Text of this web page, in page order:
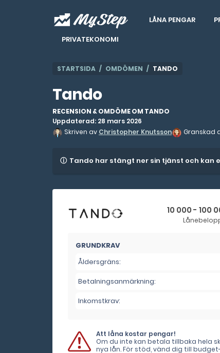
LÅNA PENGAR
PRIVATEKONOMI
STARTSIDA OMDÖMEN TANDO
Tando
RECENSION & OMDÖME OM TANDO
Uppdaterad: 28 mars 2026
Skriven av Christopher Knutsson Granskad
Tando har stängt ner sin tjänst och kan
10 000 - 100
GRUNDKRAV
Åldersgräns:
Betalningsanmärkning:
Inkomstkrav:
Att låna kostar pengar!
Om du inte kan betala tillbaka hela
nya lån. För stöd, vänd dig till